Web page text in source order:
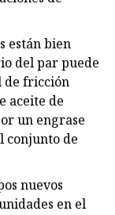
están bien
del par puede
de fricción
aceite de
un engrase
conjunto de
nuevos
en el